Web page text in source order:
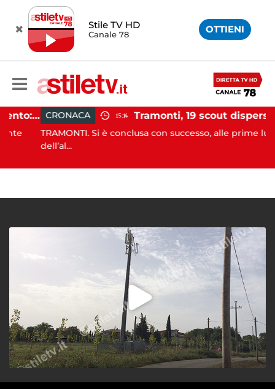
Stile TV HD
Canale 78 OTTIENI
Incidente agricolo nel Cilento: trattore si ribalta, muore 71enne CRONACA 15:14
TRAMONTI. Si è conclusa con successo, alle prime luci
dell’al...